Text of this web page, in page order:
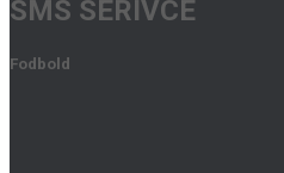
SMS SERIVCE
Fodbold